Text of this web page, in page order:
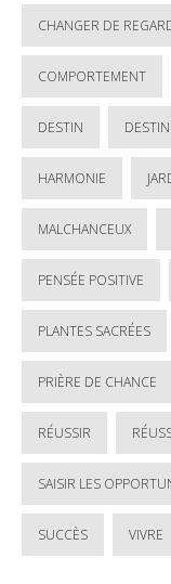
CHANGER DE
COMPORTEMENT
DESTIN
HARMONIE
MALCHANCEUX
PENSÉE POSITIVE
PLANTES SACRÉES
PRIÈRE DE CHANCE
RÉUSSIR
SAISIR LES
SUCCÈS VIVRE